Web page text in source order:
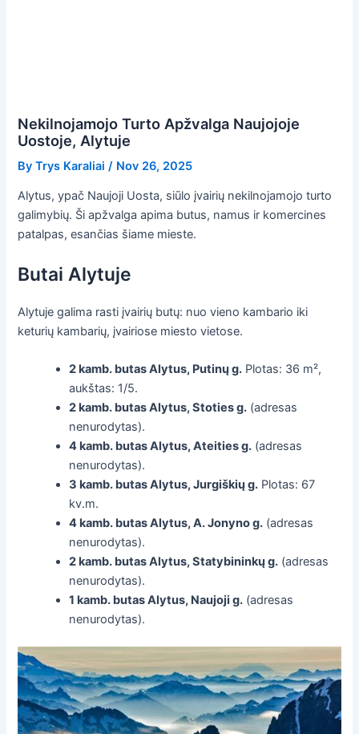
Nekilnojamojo Turto Apžvalga Naujojoje
Uostoje, Alytuje
ByTrys Karaliai / Nov 26, 2025
Alytus, ypač Naujoji Uosta, siūlo įvairių nekilnojamojo turto
galimybių. Ši apžvalga apima butus, namus ir komercines
patalpas, esančias šiame mieste.
Butai Alytuje
Alytuje galima rasti įvairių butų: nuo vieno kambario iki
keturių kambarių, įvairiose miesto vietose.
2 kamb. butas Alytus, Putinų g. Plotas: 36 m²,
aukštas: 1/5.
2 kamb. butas Alytus, Stoties g. (adresas
nenurodytas).
4 kamb. butas Alytus, Ateities g. (adresas
nenurodytas).
3 kamb. butas Alytus, Jurgiškių g. Plotas: 67
kv.m.
4 kamb. butas Alytus, A. Jonyno g. (adresas
nenurodytas).
2 kamb. butas Alytus, Statybininkų g. (adresas
nenurodytas).
1 kamb. butas Alytus, Naujoji g. (adresas
nenurodytas).